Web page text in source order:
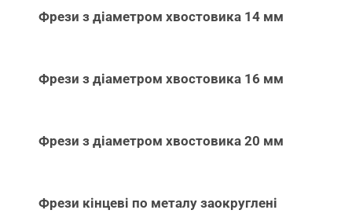
Фрези з діаметром хвостовика 14 мм
Фрези з діаметром хвостовика 16 мм
Фрези з діаметром хвостовика 20 мм
Фрези кінцеві по металу заокруглені